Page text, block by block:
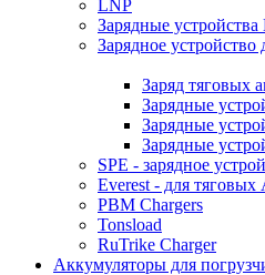
LNP
Зарядные устройства
Зарядное устройство
Заряд тяговых
Зарядные
Зарядные
Зарядные
SPE - зарядное
Everest - для
PBM Chargers
Tonsload
RuTrike Charger
Аккумуляторы для